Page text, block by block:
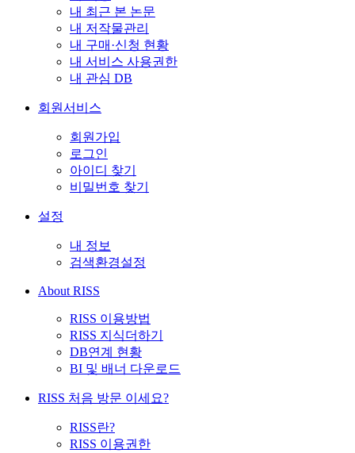
내 최근 본 논문
내 저작물관리
내 구매·신청 현황
내 서비스 사용권한
내 관심 DB
회원서비스
회원가입
로그인
아이디 찾기
비밀번호 찾기
설정
내 정보
검색환경설정
About RISS
RISS 이용방법
RISS 지식더하기
DB연계 현황
BI 및 배너 다운로드
RISS 처음 방문 이세요?
RISS란?
RISS 이용권한